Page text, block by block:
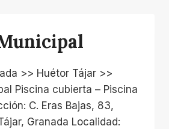
>> Huétor Tájar >>
Piscina cubierta – Piscina
C. Eras Bajas, 83,
Granada Localidad: